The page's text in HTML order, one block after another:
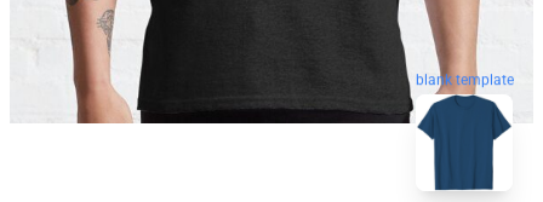
blank template